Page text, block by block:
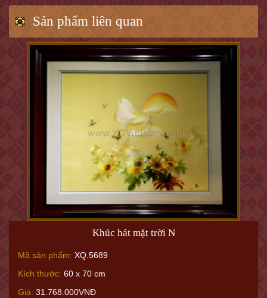
Sản phẩm liên quan
Khúc hát mặt trời N
Mã sản phẩm: XQ.5689
Kích thước: 60 x 70 cm
Giá: 31.768.000VNĐ